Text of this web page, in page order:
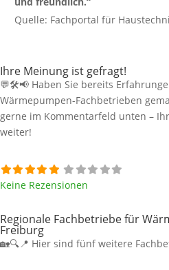
Quelle: Fachportal für
Ihre Meinung ist gefragt!
💬🛠️📢 Haben Sie bereits
Wärmepumpen-Fachbetrieben
gerne im Kommentarfeld unten –
weiter!
Keine Rezensionen
Regionale Fachbetriebe für
Freiburg
🏡🔍📍 Hier sind fünf weitere